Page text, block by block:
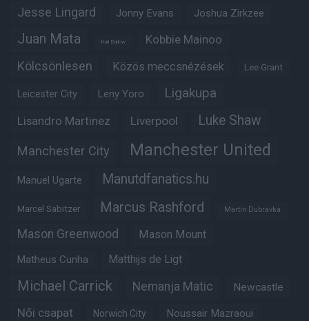
Jesse Lingard Jonny Evans Joshua Zirkzee
Juan Mata Karl Darlow Kobbie Mainoo
Kölcsönlesen Közös meccsnézések Lee Grant
Leicester City Leny Yoro Ligakupa
Lisandro Martinez Liverpool Luke Shaw
Manchester City Manchester United
Manuel Ugarte Manutdfanatics.hu
Marcel Sabitzer Marcus Rashford Martin Dubravka
Mason Greenwood Mason Mount
Matheus Cunha Matthijs de Ligt
Michael Carrick Nemanja Matic Newcastle
Női csapat Norwich City Noussair Mazraoui